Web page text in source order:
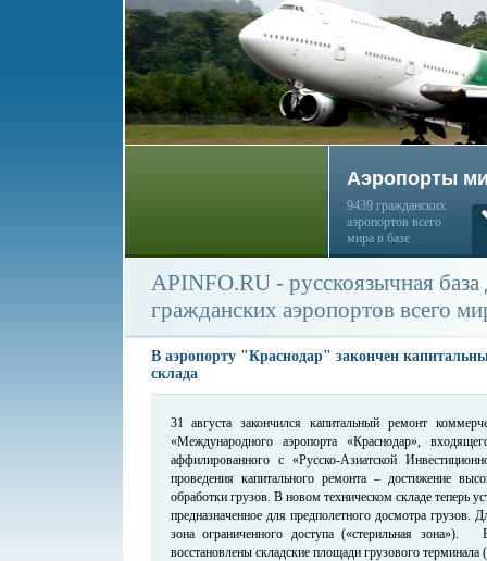
Аэропорты
9439 гражданских
аэропортов всего
мира в базе
APINFO.RU - русскоязычная
гражданских аэропортов всего
В аэропорту "Краснодар" закончен
склада
31 августа закончился капитальный ремонт
«Международного аэропорта «Краснодар»,
аффилированного с «Русско-Азиатской
проведения капитального ремонта – достижение
обработки грузов. В новом техническом складе теперь
предназначенное для предполетного досмотра грузов.
зона ограниченного доступа («стерильная зона»).
восстановлены складские площади грузового